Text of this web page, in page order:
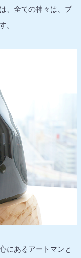
、全ての神々は、ブ
。
にあるアートマンと